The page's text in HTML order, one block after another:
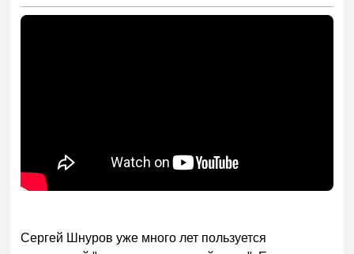
Сергей Шнуров уже много лет пользуется